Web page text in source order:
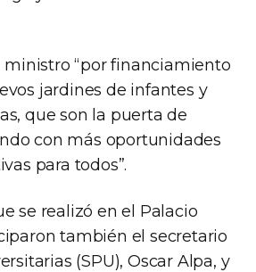
ministro “por financiamiento
jardines de infantes y
que son la puerta de
con más oportunidades
para todos”.
se realizó en el Palacio
también el secretario
(SPU), Oscar Alpa, y